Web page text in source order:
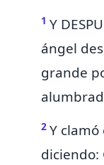
1 Y
ángel
grande
2 Y
diciendo: